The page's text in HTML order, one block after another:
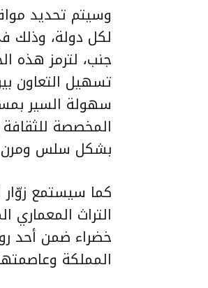
وسيتم تحديد
لكل دولة، وذلك
جنب، لترمز هذه
تسهيل التعاون
سهولة السير
المخصصة للثقافة
بشكل سلس
كما سيستمع
التراث
خضراء ضمن أحد
المملكة